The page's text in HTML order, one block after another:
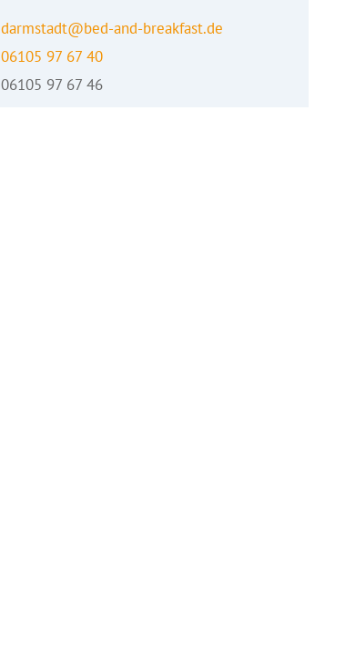
darmstadt@bed-and-breakfast.de
06105 97 67 40
06105 97 67 46